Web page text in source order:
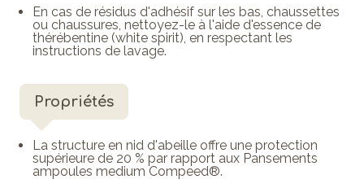
En cas de résidus d'adhésif sur les bas, chaussettes
ou chaussures, nettoyez-le à l'aide d'essence de
thérébentine (white spirit), en respectant les
instructions de lavage.
Propriétés
La structure en nid d'abeille offre une protection
supérieure de 20 % par rapport aux Pansements
ampoules medium Compeed®.